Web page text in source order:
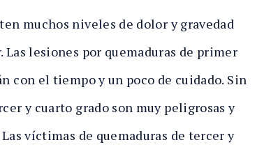
muchos niveles de dolor y gravedad
lesiones por quemaduras de primer
con el tiempo y un poco de cuidado. Sin
y cuarto grado son muy peligrosas y
víctimas de quemaduras de tercer y